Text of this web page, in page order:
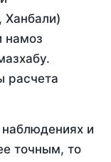
намоз
расчета
наблюдениях и
точным, то